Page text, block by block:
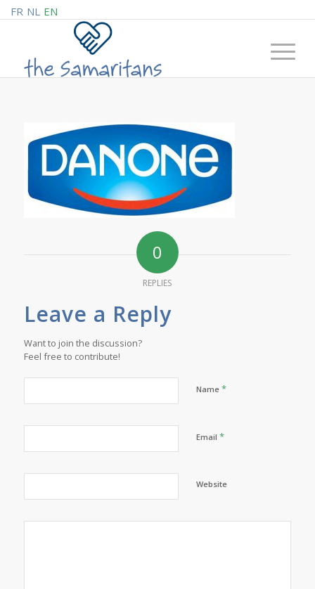
FR NL EN
0
REPLIES
Leave a Reply
Want to join the discussion?
Feel free to contribute!
Name *
Email *
Website